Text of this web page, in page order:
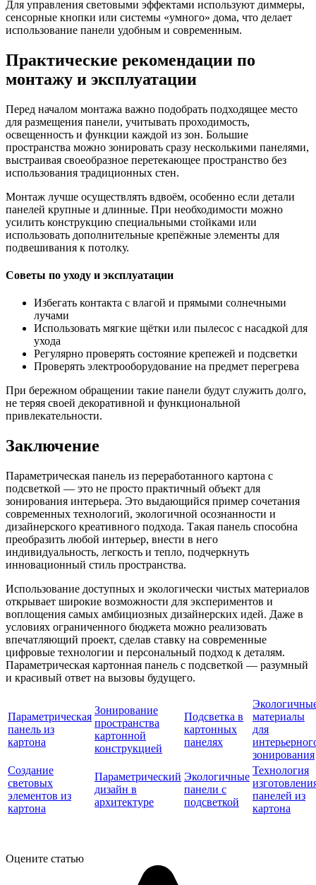
Для управления световыми эффектами используют диммеры,
сенсорные кнопки или системы «умного» дома, что делает
использование панели удобным и современным.
Практические рекомендации по
монтажу и эксплуатации
Перед началом монтажа важно подобрать подходящее место
для размещения панели, учитывать проходимость,
освещенность и функции каждой из зон. Большие
пространства можно зонировать сразу несколькими панелями,
выстраивая своеобразное перетекающее пространство без
использования традиционных стен.
Монтаж лучше осуществлять вдвоём, особенно если детали
панелей крупные и длинные. При необходимости можно
усилить конструкцию специальными стойками или
использовать дополнительные крепёжные элементы для
подвешивания к потолку.
Советы по уходу и эксплуатации
Избегать контакта с влагой и прямыми солнечными
лучами
Использовать мягкие щётки или пылесос с насадкой для
ухода
Регулярно проверять состояние крепежей и подсветки
Проверять электрооборудование на предмет перегрева
При бережном обращении такие панели будут служить долго,
не теряя своей декоративной и функциональной
привлекательности.
Заключение
Параметрическая панель из переработанного картона с
подсветкой — это не просто практичный объект для
зонирования интерьера. Это выдающийся пример сочетания
современных технологий, экологичной осознанности и
дизайнерского креативного подхода. Такая панель способна
преобразить любой интерьер, внести в него
индивидуальность, легкость и тепло, подчеркнуть
инновационный стиль пространства.
Использование доступных и экологически чистых материалов
открывает широкие возможности для экспериментов и
воплощения самых амбициозных дизайнерских идей. Даже в
условиях ограниченного бюджета можно реализовать
впечатляющий проект, сделав ставку на современные
цифровые технологии и персональный подход к деталям.
Параметрическая картонная панель с подсветкой — разумный
и красивый ответ на вызовы будущего.
Параметрическая
панель из
картона
Зонирование
пространства
картонной
конструкцией
Подсветка в
картонных
панелях
материалы
для
зонирования
Создание
световых
элементов из
картона
Параметрический
дизайн в
архитектуре
Экологичные
панели с
подсветкой
Технология
панелей из
картона
Оцените статью